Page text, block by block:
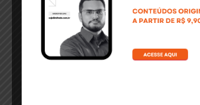
nuncie). O serviço é
sigilo total. Em 2024, o
ajudou na localização de 94
facções criminosas.